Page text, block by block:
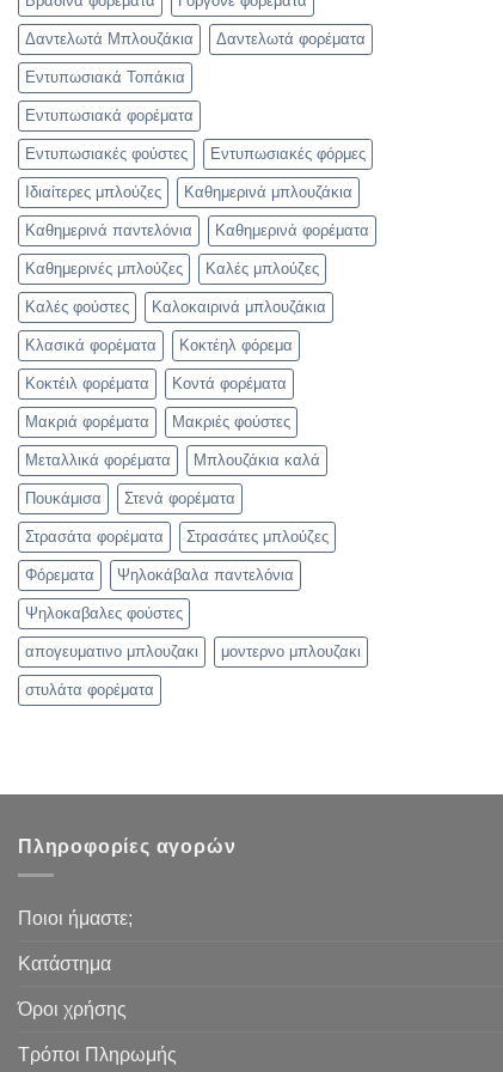
Δαντελωτά Μπλουζάκια Δαντελωτά φορέματα
Εντυπωσιακά Τοπάκια
Εντυπωσιακά φορέματα
Εντυπωσιακές φούστες Εντυπωσιακές φόρμες
Ιδιαίτερες μπλούζες Καθημερινά μπλουζάκια
Καθημερινά παντελόνια Καθημερινά φορέματα
Καθημερινές μπλούζες Καλές μπλούζες
Καλές φούστες Καλοκαιρινά μπλουζάκια
Κλασικά φορέματα Κοκτέηλ φόρεμα
Κοκτέιλ φορέματα Κοντά φορέματα
Μακριά φορέματα Μακριές φούστες
Μεταλλικά φορέματα Μπλουζάκια καλά
Πουκάμισα Στενά φορέματα
Στρασάτα φορέματα Στρασάτες μπλούζες
Φόρεματα Ψηλοκάβαλα παντελόνια
Ψηλοκαβαλες φούστες
απογευματινο μπλουζακι μοντερνο μπλουζακι
στυλάτα φορέματα
Πληροφορίες αγορών
Ποιοι ήμαστε;
Κατάστημα
Όροι χρήσης
Τρόποι Πληρωμής